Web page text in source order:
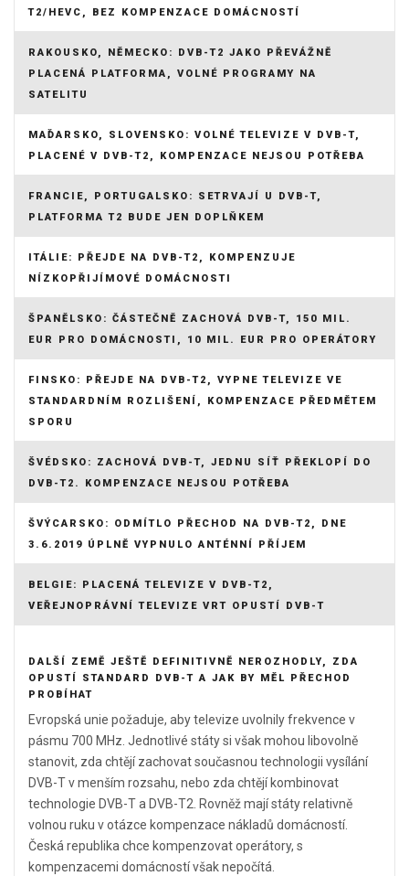
T2/HEVC, BEZ KOMPENZACE DOMÁCNOSTÍ
RAKOUSKO, NĚMECKO: DVB-T2 JAKO PŘEVÁŽNĚ
PLACENÁ PLATFORMA, VOLNÉ PROGRAMY NA
SATELITU
MAĎARSKO, SLOVENSKO: VOLNÉ TELEVIZE V DVB-T,
PLACENÉ V DVB-T2, KOMPENZACE NEJSOU POTŘEBA
FRANCIE, PORTUGALSKO: SETRVAJÍ U DVB-T,
PLATFORMA T2 BUDE JEN DOPLŇKEM
ITÁLIE: PŘEJDE NA DVB-T2, KOMPENZUJE
NÍZKOPŘIJÍMOVÉ DOMÁCNOSTI
ŠPANĚLSKO: ČÁSTEČNĚ ZACHOVÁ DVB-T, 150 MIL.
EUR PRO DOMÁCNOSTI, 10 MIL. EUR PRO OPERÁTORY
FINSKO: PŘEJDE NA DVB-T2, VYPNE TELEVIZE VE
STANDARDNÍM ROZLIŠENÍ, KOMPENZACE PŘEDMĚTEM
SPORU
ŠVÉDSKO: ZACHOVÁ DVB-T, JEDNU SÍŤ PŘEKLOPÍ DO
DVB-T2. KOMPENZACE NEJSOU POTŘEBA
ŠVÝCARSKO: ODMÍTLO PŘECHOD NA DVB-T2, DNE
3.6.2019 ÚPLNĚ VYPNULO ANTÉNNÍ PŘÍJEM
BELGIE: PLACENÁ TELEVIZE V DVB-T2,
VEŘEJNOPRÁVNÍ TELEVIZE VRT OPUSTÍ DVB-T
DALŠÍ ZEMĚ JEŠTĚ DEFINITIVNĚ NEROZHODLY, ZDA
OPUSTÍ STANDARD DVB-T A JAK BY MĚL PŘECHOD
PROBÍHAT
Evropská unie požaduje, aby televize uvolnily frekvence v
pásmu 700 MHz. Jednotlivé státy si však mohou libovolně
stanovit, zda chtějí zachovat současnou technologii vysílání
DVB-T v menším rozsahu, nebo zda chtějí kombinovat
technologie DVB-T a DVB-T2. Rovněž mají státy relativně
volnou ruku v otázce kompenzace nákladů domácností.
Česká republika chce kompenzovat operátory, s
kompenzacemi domácností však nepočítá.